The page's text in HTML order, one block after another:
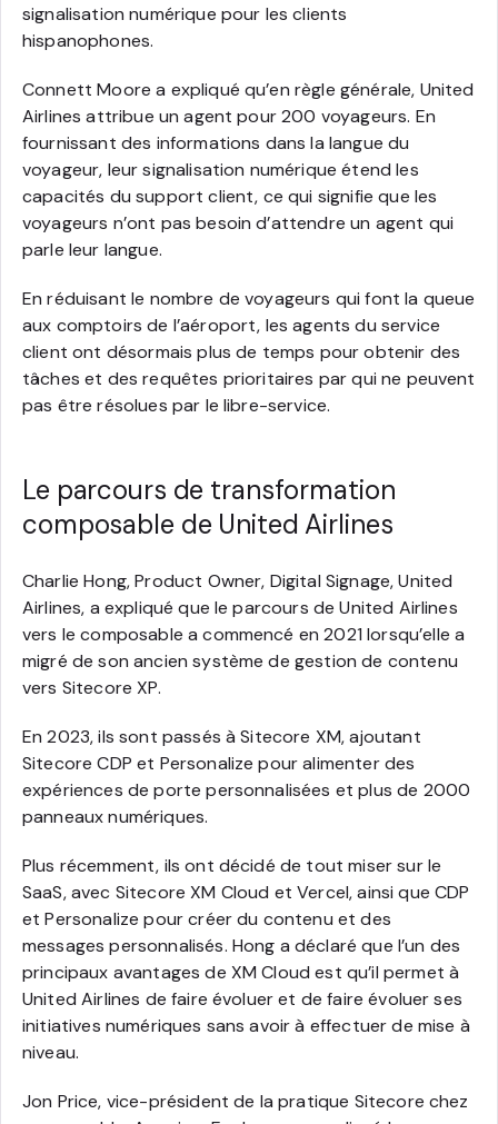
signalisation numérique pour les clients
hispanophones.
Connett Moore a expliqué qu’en règle générale, United
Airlines attribue un agent pour 200 voyageurs. En
fournissant des informations dans la langue du
voyageur, leur signalisation numérique étend les
capacités du support client, ce qui signifie que les
voyageurs n’ont pas besoin d’attendre un agent qui
parle leur langue.
En réduisant le nombre de voyageurs qui font la queue
aux comptoirs de l’aéroport, les agents du service
client ont désormais plus de temps pour obtenir des
tâches et des requêtes prioritaires par qui ne peuvent
pas être résolues par le libre-service.
Le parcours de transformation
composable de United Airlines
Charlie Hong, Product Owner, Digital Signage, United
Airlines, a expliqué que le parcours de United Airlines
vers le composable a commencé en 2021 lorsqu’elle a
migré de son ancien système de gestion de contenu
vers Sitecore XP.
En 2023, ils sont passés à Sitecore XM, ajoutant
Sitecore CDP et Personalize pour alimenter des
expériences de porte personnalisées et plus de 2000
panneaux numériques.
Plus récemment, ils ont décidé de tout miser sur le
SaaS, avec Sitecore XM Cloud et Vercel, ainsi que CDP
et Personalize pour créer du contenu et des
messages personnalisés. Hong a déclaré que l’un des
principaux avantages de XM Cloud est qu’il permet à
United Airlines de faire évoluer et de faire évoluer ses
initiatives numériques sans avoir à effectuer de mise à
niveau.
Jon Price, vice-président de la pratique Sitecore chez